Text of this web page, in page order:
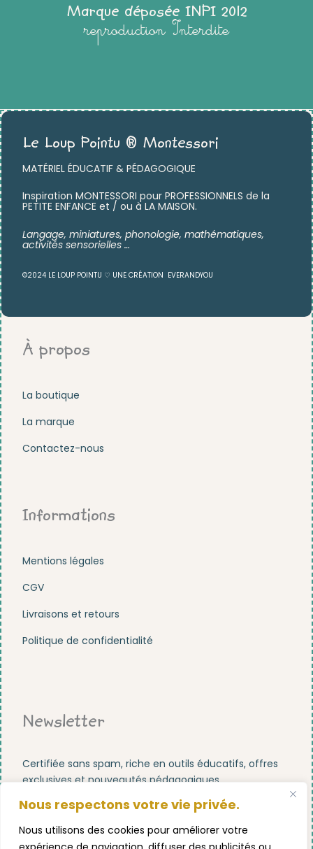
Nous respectons votre vie privée.
Nous utilisons des cookies pour améliorer votre
Marque déposée INPI 2012
reproduction Interdite
Le Loup Pointu ® Montessori
MATÉRIEL ÉDUCATIF & PÉDAGOGIQUE
Inspiration MONTESSORI pour PROFESSIONNELS de la
PETITE ENFANCE et / ou à LA MAISON.
Langage, miniatures, phonologie, mathématiques,
activités sensorielles …
©2024 LE LOUP POINTU ♡ UNE CRÉATION EVERANDYOU
À propos
La boutique
La marque
Contactez-nous
Informations
Mentions légales
CGV
Livraisons et retours
Politique de confidentialité
Newsletter
Certifiée sans spam, riche en outils éducatifs, offres
exclusives et nouveautés pédagogiques.